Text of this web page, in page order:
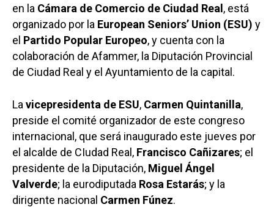
en la Cámara de Comercio de Ciudad Real, está
organizado por la European Seniors’ Union (ESU) y
el Partido Popular Europeo, y cuenta con la
colaboración de Afammer, la Diputación Provincial
de Ciudad Real y el Ayuntamiento de la capital.
La vicepresidenta de ESU, Carmen Quintanilla,
preside el comité organizador de este congreso
internacional, que será inaugurado este jueves por
el alcalde de CIudad Real, Francisco Cañizares; el
presidente de la Diputación, Miguel Ángel
Valverde; la eurodiputada Rosa Estarás; y la
dirigente nacional Carmen Fúnez.